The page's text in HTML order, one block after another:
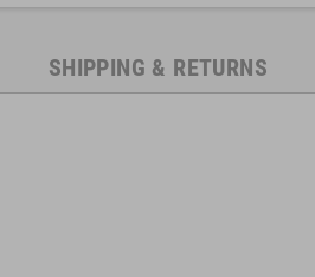
SHIPPING & RETURNS